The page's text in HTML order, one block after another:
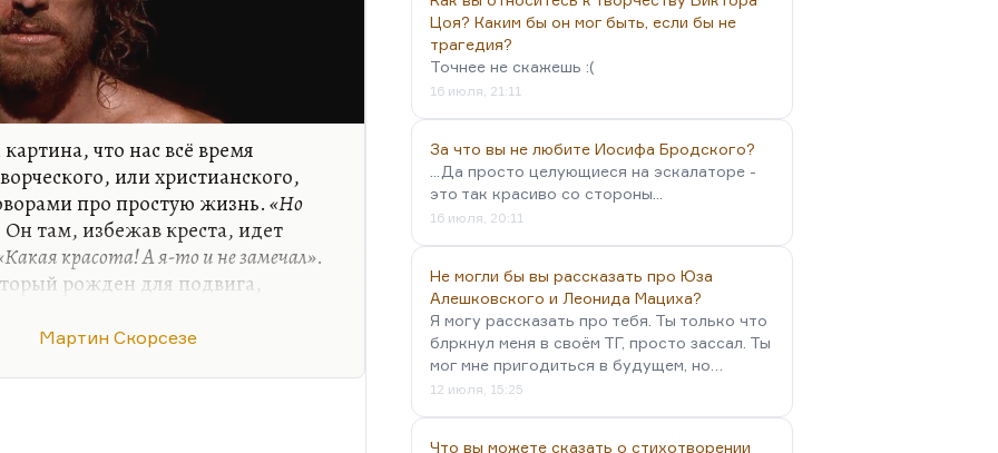
что нас всё время
или христианского,
про простую жизнь.«Но
Он там, избежав креста, идет
красота! А я-то и не замечал».
рожден для подвига,
еды…
И в конце он отвергает этот
Мартин Скорсезе
Цоя? Каким бы он мог быть, если бы не
трагедия?
Точнее не скажешь :(
16 июля, 21:11
За что вы не любите Иосифа Бродского?
...Да просто целующиеся на эскалаторе -
это так красиво со стороны...
16 июля, 20:11
Не могли бы вы рассказать про Юза
Алешковского и Леонида Мациха?
Я могу рассказать про тебя. Ты только что
блркнул меня в своём ТГ, просто зассал. Ты
мог мне пригодиться в будущем, но…
12 июля, 15:25
Что вы можете сказать о стихотворении